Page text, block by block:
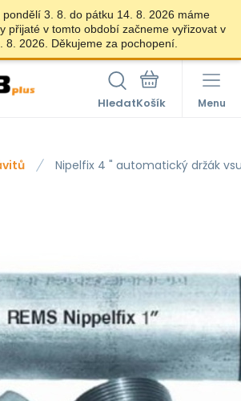
pondělí 3. 8. do pátku 14. 8. 2026 máme
přijaté v tomto období začneme vyřizovat v
8. 2026. Děkujeme za pochopení.
Hledat Menu
Nipelfix 4 " automatický držák